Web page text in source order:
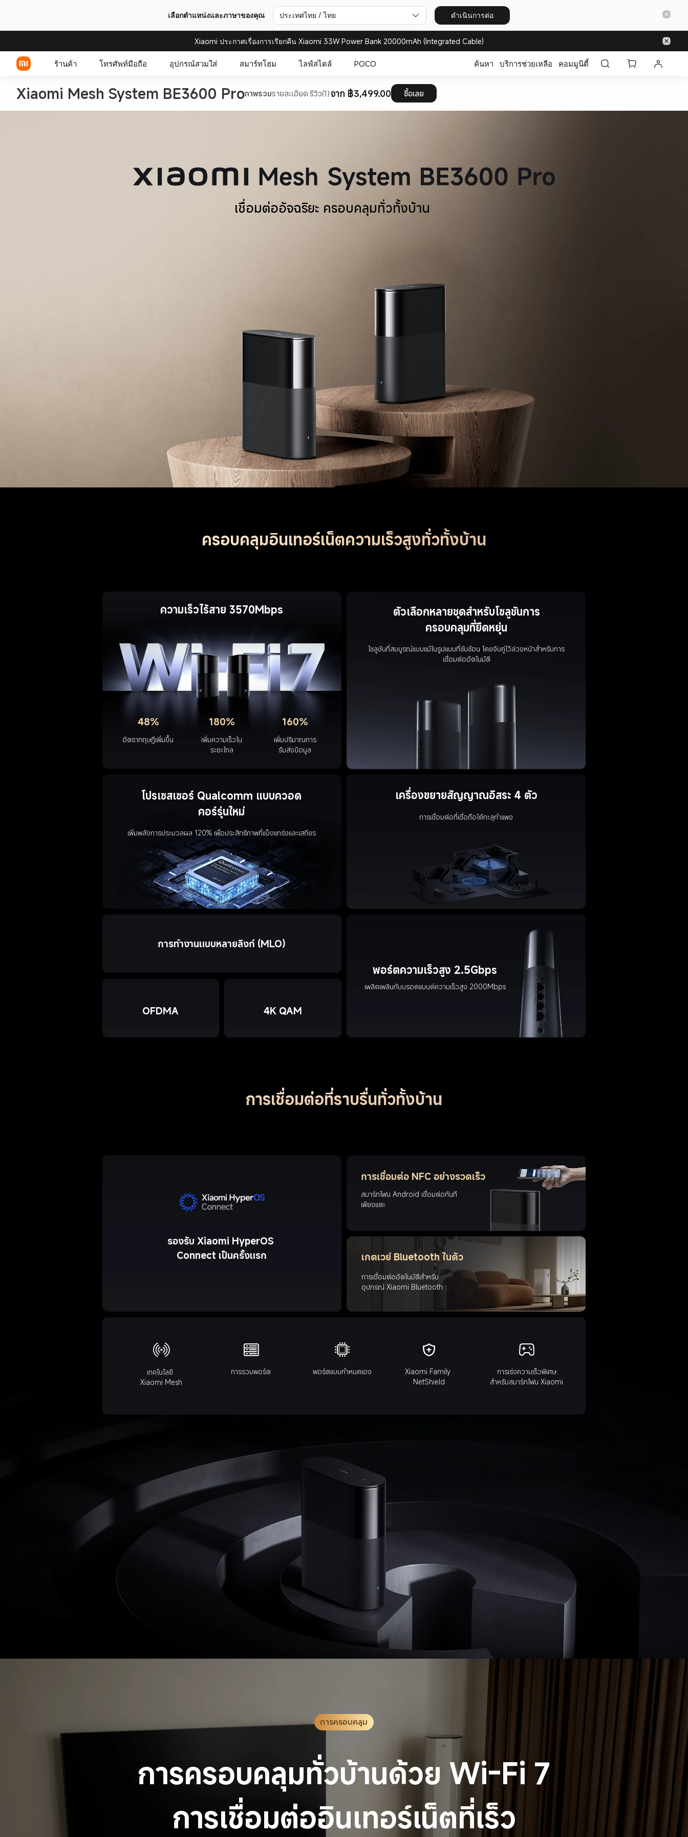
เลือกตำแหน่งและภาษาของคุณ ประเทศไทย / ไทย ดำเนินการต่อ
Xiaomi ประกาศเรื่องการเรียกคืน Xiaomi 33W Power Bank 20000mAh (Integrated Cable)
ร้านค้า โทรศัพท์มือถือ อุปกรณ์สวมใส่ สมาร์ทโฮม ไลฟ์สไตล์ POCO ค้นหา บริการช่วยเหลือ คอมมูนิตี้
ภาพรวมรายละเอียด รีวิว(1)จาก ฿3,499.00 ซื้อเลย
เชื่อมต่ออัจฉริยะ ครอบคลุมทั่วทั้งบ้าน
ครอบคลุมอินเทอร์เน็ตความเร็วสูงทั่วทั้งบ้าน
ความเร็วไร้สาย 3570Mbps
48%
อัตราทฤษฎีเพิ่มขึ้น
180%
เพิ่มความเร็วใน
ระยะไกล
160%
เพิ่มปริมาณการ
รับส่งข้อมูล
ตัวเลือกหลายชุดสำหรับโซลูชันการ
ครอบคลุมที่ยืดหยุ่น
โซลูชันที่สมบูรณ์แบบแม้ในรูปแบบที่ซับซ้อน โดยจับคู่ไว้ล่วงหน้าสำหรับการ
เชื่อมต่ออัตโนมัติ
โปรเซสเซอร์ Qualcomm แบบควอด
คอร์รุ่นใหม่
เพิ่มพลังการประมวลผล 120% เพื่อประสิทธิภาพที่แข็งแกร่งและเสถียร
เครื่องขยายสัญญาณอิสระ 4 ตัว
การเชื่อมต่อที่เชื่อถือได้ทะลุกำแพง
การทำงานแบบหลายลิงก์ (MLO)
OFDMA 4K QAM
พอร์ตความเร็วสูง 2.5Gbps
เพลิดเพลินกับบรอดแบนด์ความเร็วสูง 2000Mbps
การเชื่อมต่อที่ราบรื่นทั่วทั้งบ้าน
รองรับ Xiaomi HyperOS
Connect เป็นครั้งแรก
การเชื่อมต่อ NFC อย่างรวดเร็ว
สมาร์ทโฟน Android เชื่อมต่อทันที
เพียงแตะ
เกตเวย์ Bluetooth ในตัว
การเชื่อมต่ออัตโนมัติสำหรับ
อุปกรณ์ Xiaomi Bluetooth
เทคโนโลยี
Xiaomi Mesh
การรวมพอร์ต พอร์ตแบบกำหนดเอง
Xiaomi Family
NetShield
การเร่งความเร็วพิเศษ
สำหรับสมาร์ทโฟน Xiaomi
การครอบคลุม
การครอบคลุมทั่วบ้านด้วย Wi-Fi 7
การเชื่อมต่ออินเทอร์เน็ตที่เร็ว